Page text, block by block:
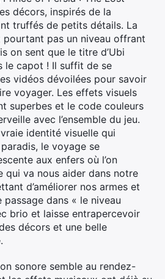
décors, inspirés de la
truffés de petits détails. La
pourtant pas un niveau offrant
on sent que le titre d’Ubi
le capot ! Il suffit de se
vidéos dévoilées pour savoir
voyager. Les effets visuels
superbes et le code couleurs
avec l’ensemble du jeu.
identité visuelle qui
le voyage se
aux enfers où l’on
qui va nous aider dans notre
d’améliorer nos armes et
dans « le niveau
brio et laisse entrapercevoir
décors et une belle
sonore semble au rendez-